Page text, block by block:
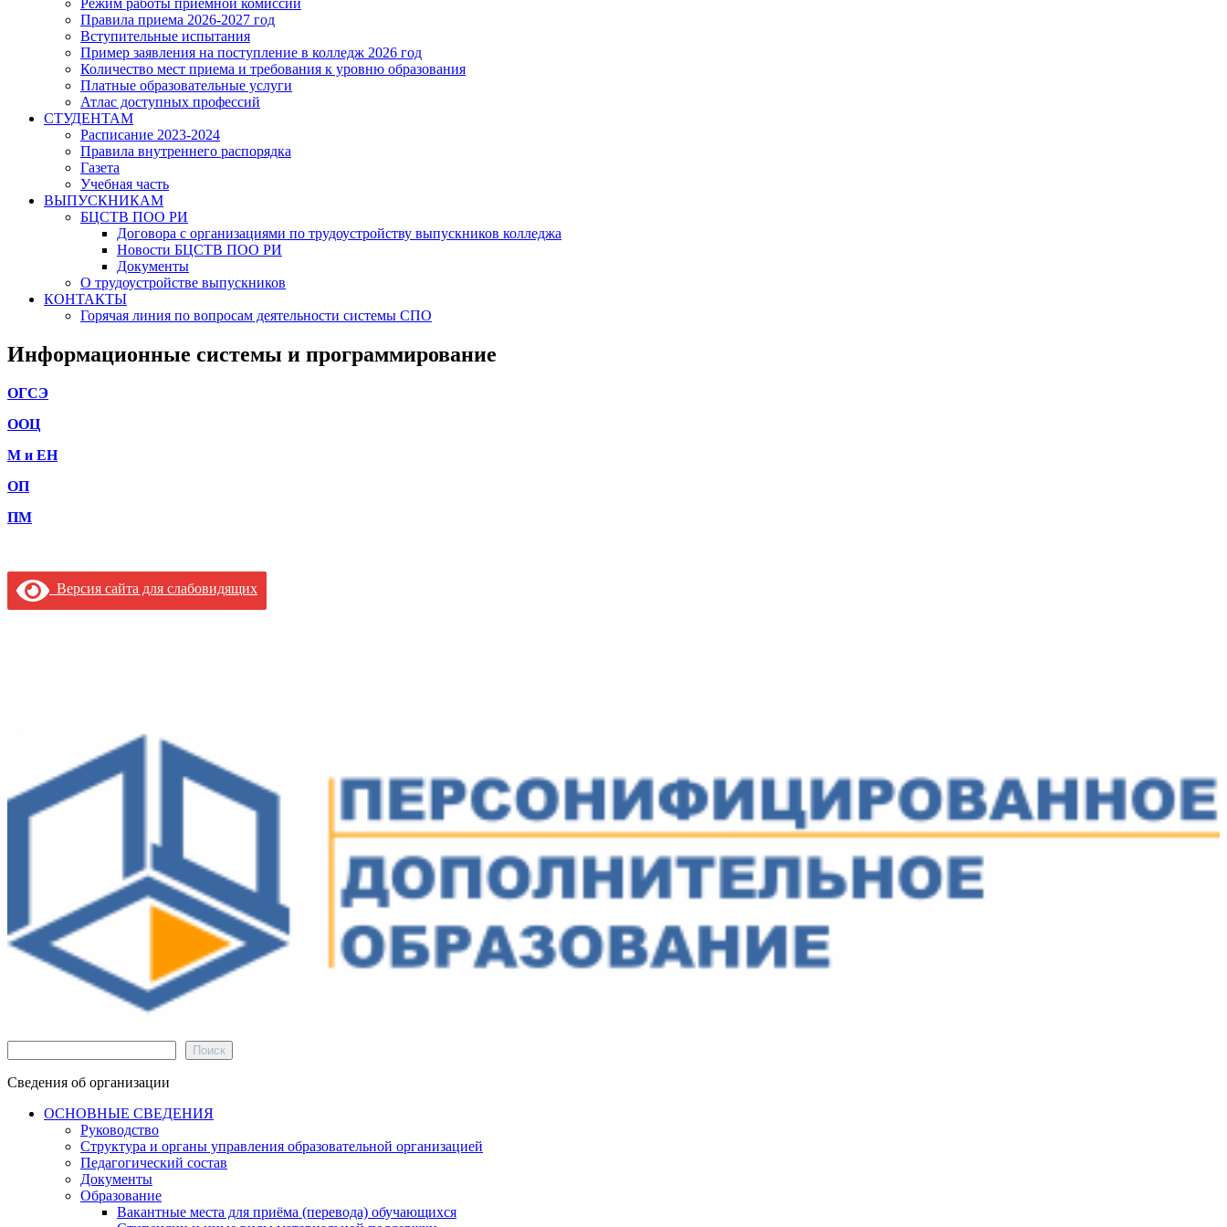
Режим работы приёмной комиссии
Правила приема 2026-2027 год
Вступительные испытания
Пример заявления на поступление в колледж 2026 год
Количество мест приема и требования к уровню образования
Платные образовательные услуги
Атлас доступных профессий
СТУДЕНТАМ
Расписание 2023-2024
Правила внутреннего распорядка
Газета
Учебная часть
ВЫПУСКНИКАМ
БЦСТВ ПОО РИ
Договора с организациями по трудоустройству выпускников колледжа
Новости БЦСТВ ПОО РИ
Документы
О трудоустройстве выпускников
КОНТАКТЫ
Горячая линия по вопросам деятельности системы СПО
Информационные системы и программирование
ОГСЭ
ООЦ
М и ЕН
ОП
ПМ
Версия сайта для слабовидящих
Поиск
Сведения об организации
ОСНОВНЫЕ СВЕДЕНИЯ
Руководство
Структура и органы управления образовательной организацией
Педагогический состав
Документы
Образование
Вакантные места для приёма (перевода) обучающихся